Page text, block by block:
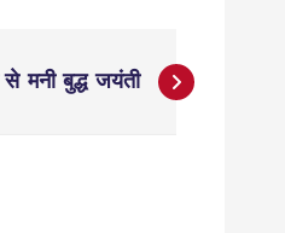
मनी बुद्ध जयंती